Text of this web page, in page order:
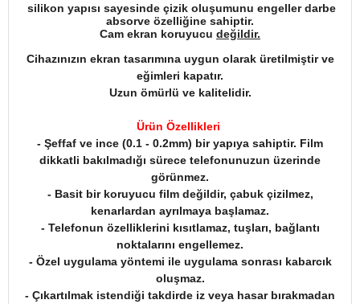
silikon yapısı sayesinde çizik oluşumunu engeller darbe
absorve özelliğine sahiptir.
Cam ekran koruyucu değildir.
Cihazınızın ekran tasarımına uygun olarak üretilmiştir ve
eğimleri kapatır.
Uzun ömürlü ve kalitelidir.
Ürün Özellikleri
- Şeffaf ve ince (0.1 - 0.2mm) bir yapıya sahiptir. Film
dikkatli bakılmadığı sürece telefonunuzun üzerinde
görünmez.
- Basit bir koruyucu film değildir, çabuk çizilmez,
kenarlardan ayrılmaya başlamaz.
- Telefonun özelliklerini kısıtlamaz, tuşları, bağlantı
noktalarını engellemez.
- Özel uygulama yöntemi ile uygulama sonrası kabarcık
oluşmaz.
- Çıkartılmak istendiği takdirde iz veya hasar bırakmadan